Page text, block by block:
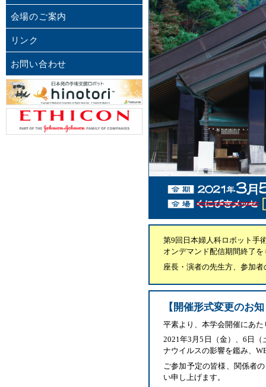
会場のご案内
リンク
お問い合わせ
第9回日本婦人科ロボット手
オンデマンド配信期間終了
座長・演者の先生方、参加
【開催形式変更のお
平素より、本学会開催にあ
2021年3月5日（金）、6日
ナウイルスの影響を鑑み、
ご参加予定の皆様、関係者
い申し上げます。